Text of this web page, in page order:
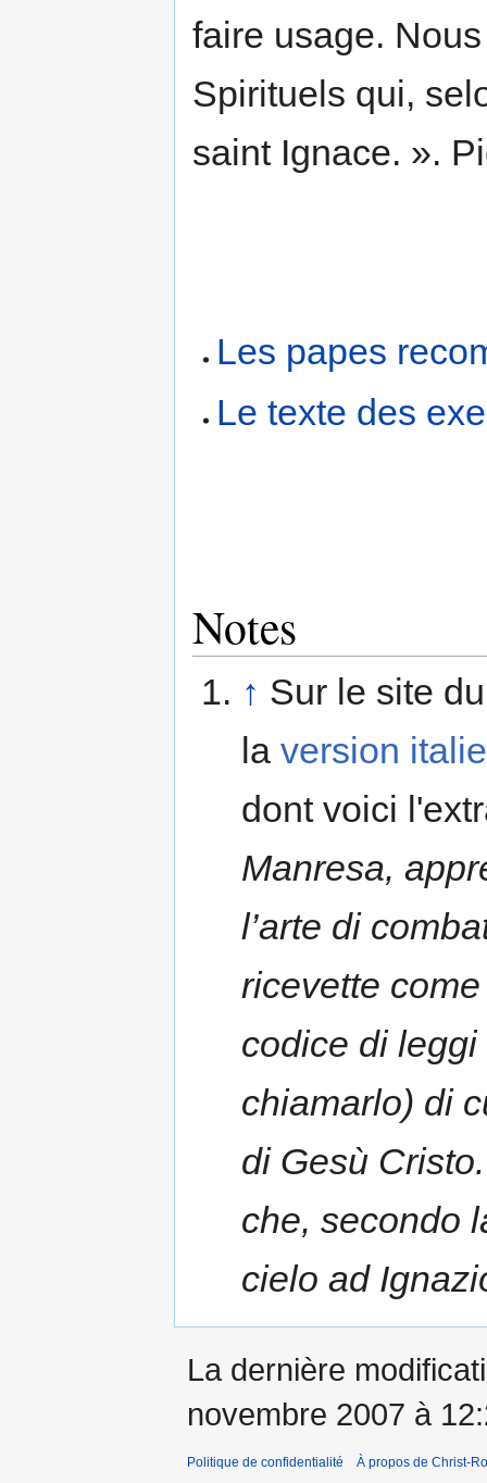
faire usage.
Spiri­tuels qui,
saint Ignace. ».
Les papes
Le texte des
Notes
↑ Sur le site
la version
dont voici
Manresa,
l’arte di
ricevette
codice di
chiamarlo) di
di Gesù
che, secondo
cielo ad
La dernière
novembre 2007 à
Politique de confidentialité À propos de Christ-